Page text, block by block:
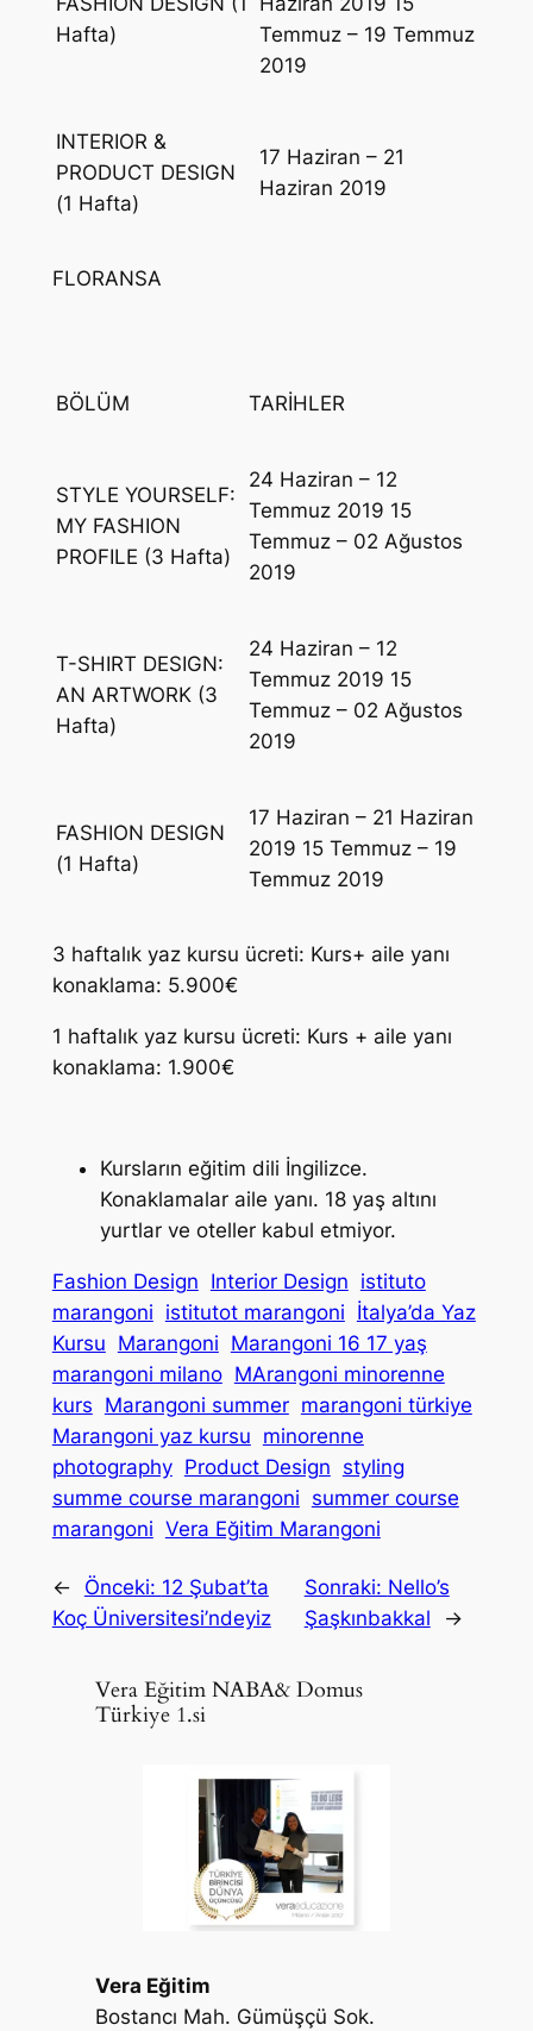
Hafta)
Temmuz – 19 Temmuz
2019
INTERIOR &
PRODUCT DESIGN
(1 Hafta)
17 Haziran – 21
Haziran 2019
FLORANSA
BÖLÜM TARİHLER
STYLE YOURSELF:
MY FASHION
PROFILE (3 Hafta)
24 Haziran – 12
Temmuz 2019 15
Temmuz – 02 Ağustos
2019
T-SHIRT DESIGN:
AN ARTWORK (3
Hafta)
24 Haziran – 12
Temmuz 2019 15
Temmuz – 02 Ağustos
2019
FASHION DESIGN
(1 Hafta)
17 Haziran – 21 Haziran
2019 15 Temmuz – 19
Temmuz 2019
3 haftalık yaz kursu ücreti: Kurs+ aile yanı
konaklama: 5.900€
1 haftalık yaz kursu ücreti: Kurs + aile yanı
konaklama: 1.900€
Kursların eğitim dili İngilizce.
Konaklamalar aile yanı. 18 yaş altını
yurtlar ve oteller kabul etmiyor.
Fashion Design Interior Design istituto
marangoni istitutot marangoni İtalya’da Yaz
Kursu Marangoni Marangoni 16 17 yaş
marangoni milano MArangoni minorenne
kurs Marangoni summer marangoni türkiye
Marangoni yaz kursu minorenne
photography Product Design styling
summe course marangoni summer course
marangoni Vera Eğitim Marangoni
← Önceki: 12 Şubat’ta
Koç Üniversitesi’ndeyiz
Sonraki: Nello’s
Şaşkınbakkal
→
Vera Eğitim NABA& Domus
Türkiye 1.si
Vera Eğitim
Bostancı Mah. Gümüşçü Sok.